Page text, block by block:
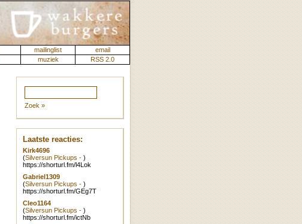
mailinglist
email
muziek RSS 2.0
Zoek »
Laatste reacties:
Kirk4696
(Silversun Pickups - )
https://shorturl.fm/l4Lok
Gabriel1309
(Silversun Pickups - )
https://shorturl.fm/GEg7T
Cleo1164
(Silversun Pickups - )
https://shorturl.fm/ictNb